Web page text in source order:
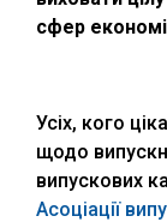
сфер
Усіх, кого
щодо
випускових
Асоціації